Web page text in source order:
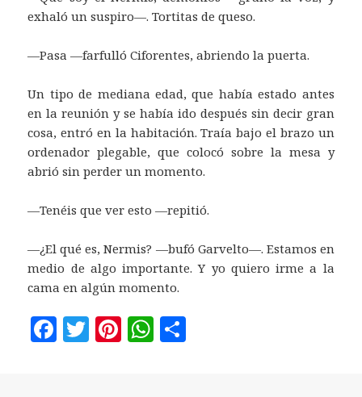
exhaló un suspiro—. Tortitas de queso.
—Pasa —farfulló Ciforentes, abriendo la puerta.
Un tipo de mediana edad, que había estado antes
en la reunión y se había ido después sin decir gran
cosa, entró en la habitación. Traía bajo el brazo un
ordenador plegable, que colocó sobre la mesa y
abrió sin perder un momento.
—Tenéis que ver esto —repitió.
—¿El qué es, Nermis? —bufó Garvelto—. Estamos en
medio de algo importante. Y yo quiero irme a la
cama en algún momento.
F T Pi W